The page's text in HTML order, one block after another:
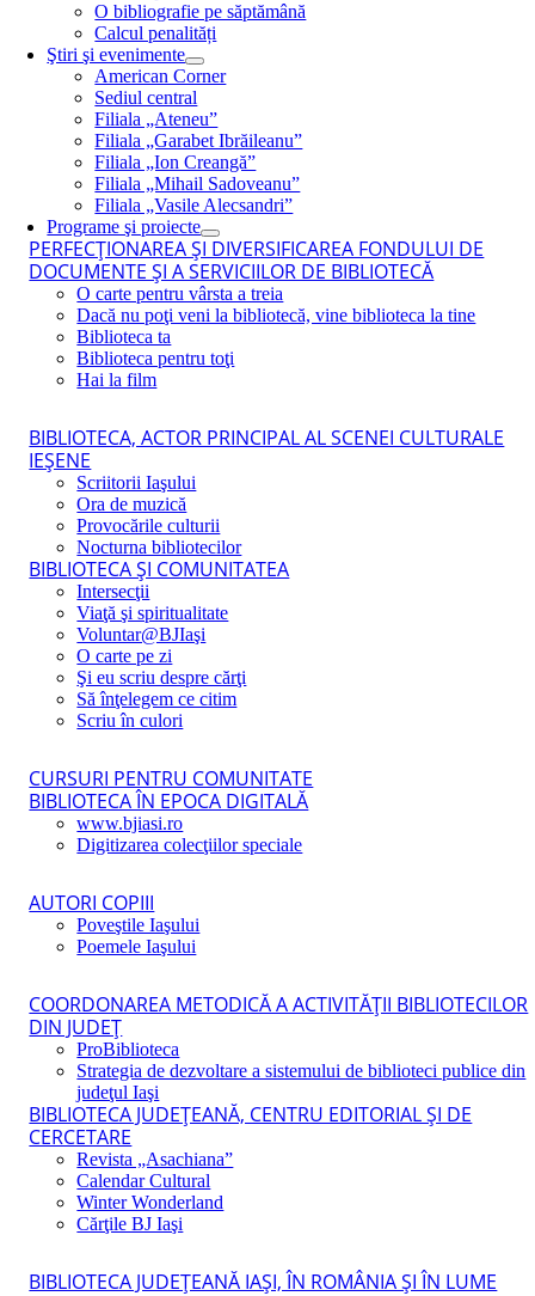
O bibliografie pe săptămână
Calcul penalități
Ştiri şi evenimente
American Corner
Sediul central
Filiala „Ateneu”
Filiala „Garabet Ibrăileanu”
Filiala „Ion Creangă”
Filiala „Mihail Sadoveanu”
Filiala „Vasile Alecsandri”
Programe şi proiecte
PERFECŢIONAREA ŞI DIVERSIFICAREA FONDULUI DE
DOCUMENTE ŞI A SERVICIILOR DE BIBLIOTECĂ
O carte pentru vârsta a treia
Dacă nu poţi veni la bibliotecă, vine biblioteca la tine
Biblioteca ta
Biblioteca pentru toţi
Hai la film
BIBLIOTECA, ACTOR PRINCIPAL AL SCENEI CULTURALE
IEŞENE
Scriitorii Iaşului
Ora de muzică
Provocările culturii
Nocturna bibliotecilor
BIBLIOTECA ŞI COMUNITATEA
Intersecţii
Viaţă şi spiritualitate
Voluntar@BJIaşi
O carte pe zi
Şi eu scriu despre cărţi
Să înţelegem ce citim
Scriu în culori
CURSURI PENTRU COMUNITATE
BIBLIOTECA ÎN EPOCA DIGITALĂ
www.bjiasi.ro
Digitizarea colecţiilor speciale
AUTORI COPIII
Poveştile Iaşului
Poemele Iaşului
COORDONAREA METODICĂ A ACTIVITĂŢII BIBLIOTECILOR
DIN JUDEŢ
ProBiblioteca
Strategia de dezvoltare a sistemului de biblioteci publice din
judeţul Iaşi
BIBLIOTECA JUDEŢEANĂ, CENTRU EDITORIAL ŞI DE
CERCETARE
Revista „Asachiana”
Calendar Cultural
Winter Wonderland
Cărţile BJ Iaşi
BIBLIOTECA JUDEŢEANĂ IAŞI, ÎN ROMÂNIA ŞI ÎN LUME